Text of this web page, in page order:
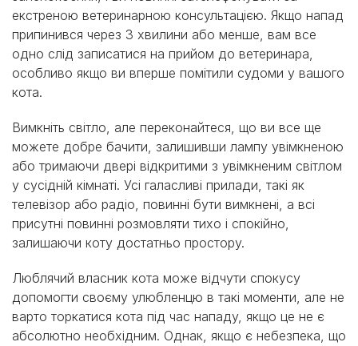
екстреною ветеринарною консультацією. Якщо напад
припинився через 3 хвилини або менше, вам все
одно слід записатися на прийом до ветеринара,
особливо якщо ви вперше помітили судоми у вашого
кота.
Вимкніть світло, але переконайтеся, що ви все ще
можете добре бачити, залишивши лампу увімкненою
або тримаючи двері відкритими з увімкненим світлом
у сусідній кімнаті. Усі галасливі прилади, такі як
телевізор або радіо, повинні бути вимкнені, а всі
присутні повинні розмовляти тихо і спокійно,
залишаючи коту достатньо простору.
Люблячий власник кота може відчути спокусу
допомогти своєму улюбленцю в такі моменти, але не
варто торкатися кота під час нападу, якщо це не є
абсолютно необхідним. Однак, якщо є небезпека, що